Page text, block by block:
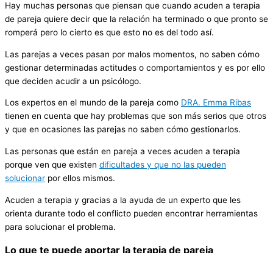
Hay muchas personas que piensan que cuando acuden a terapia
de pareja quiere decir que la relación ha terminado o que pronto se
romperá pero lo cierto es que esto no es del todo así.
Las parejas a veces pasan por malos momentos, no saben cómo
gestionar determinadas actitudes o comportamientos y es por ello
que deciden acudir a un psicólogo.
Los expertos en el mundo de la pareja como DRA. Emma Ribas
tienen en cuenta que hay problemas que son más serios que otros
y que en ocasiones las parejas no saben cómo gestionarlos.
Las personas que están en pareja a veces acuden a terapia
porque ven que existen dificultades y que no las pueden
solucionar por ellos mismos.
Acuden a terapia y gracias a la ayuda de un experto que les
orienta durante todo el conflicto pueden encontrar herramientas
para solucionar el problema.
Lo que te puede aportar la terapia de pareja